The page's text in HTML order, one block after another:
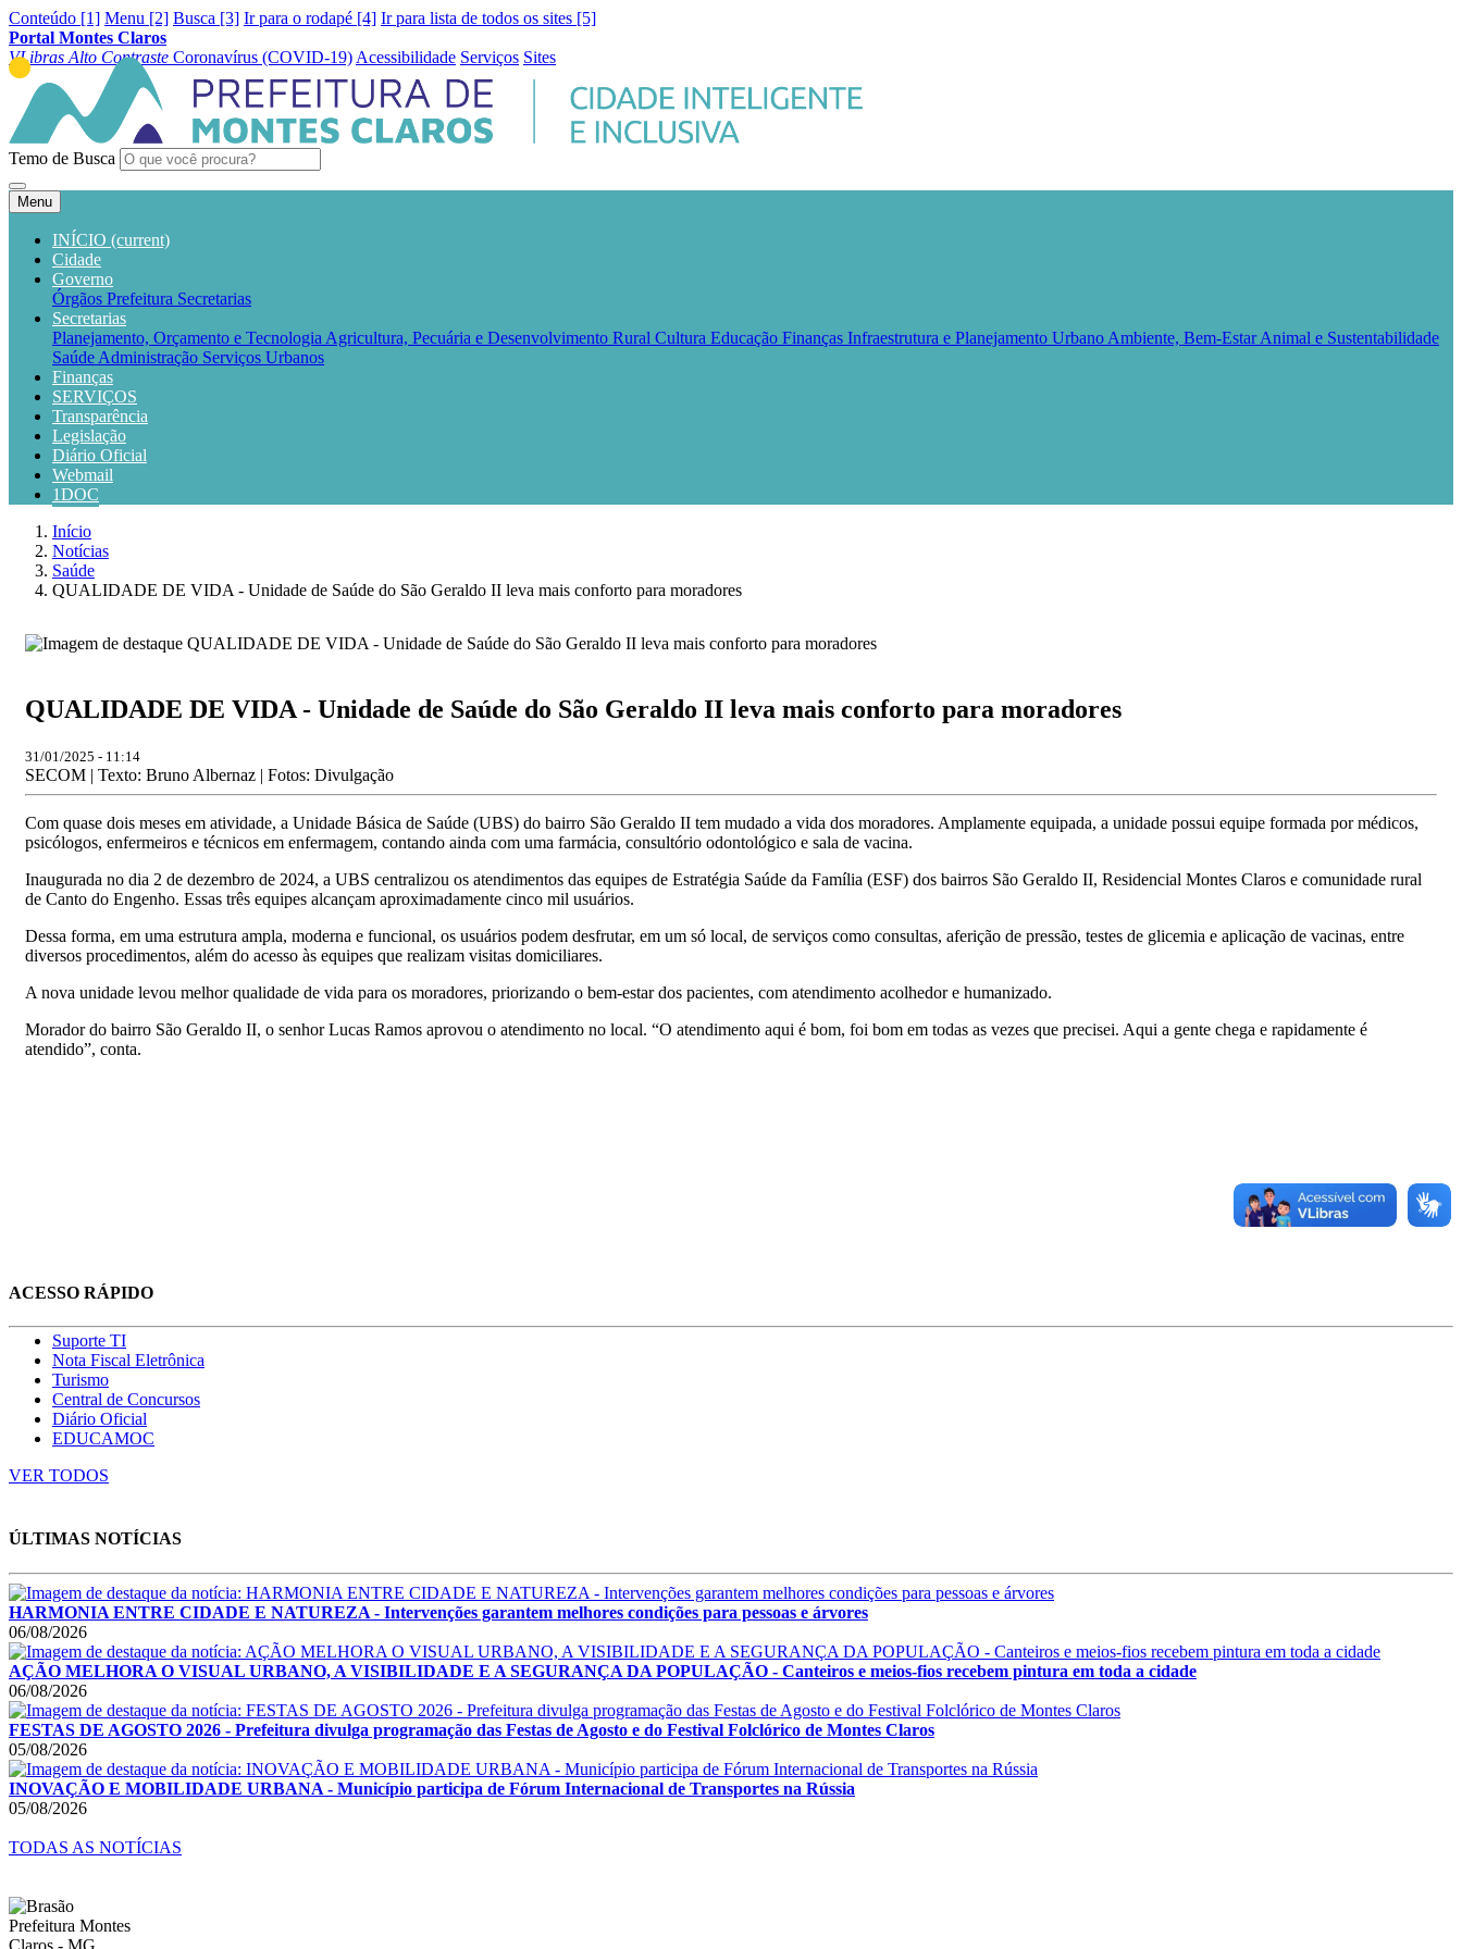
Conteúdo [1] Menu [2] Busca [3] Ir para o rodapé [4] Ir para lista de todos os sites [5]
Portal Montes Claros
VLibras Alto Contraste Coronavírus (COVID-19) Acessibilidade Serviços Sites
Temo de Busca
Menu
INÍCIO (current)
Cidade
Governo
Órgãos Prefeitura Secretarias
Secretarias
Planejamento, Orçamento e Tecnologia Agricultura, Pecuária e Desenvolvimento Rural Cultura Educação Finanças Infraestrutura e Planejamento Urbano Ambiente, Bem-Estar Animal e Sustentabilidade
Saúde Administração Serviços Urbanos
Finanças
SERVIÇOS
Transparência
Legislação
Diário Oficial
Webmail
1DOC
Início
Notícias
Saúde
QUALIDADE DE VIDA - Unidade de Saúde do São Geraldo II leva mais conforto para moradores
QUALIDADE DE VIDA - Unidade de Saúde do São Geraldo II leva mais conforto para moradores
31/01/2025 - 11:14
SECOM | Texto: Bruno Albernaz | Fotos: Divulgação
Com quase dois meses em atividade, a Unidade Básica de Saúde (UBS) do bairro São Geraldo II tem mudado a vida dos moradores. Amplamente equipada, a unidade possui equipe formada por médicos,
psicólogos, enfermeiros e técnicos em enfermagem, contando ainda com uma farmácia, consultório odontológico e sala de vacina.
Inaugurada no dia 2 de dezembro de 2024, a UBS centralizou os atendimentos das equipes de Estratégia Saúde da Família (ESF) dos bairros São Geraldo II, Residencial Montes Claros e comunidade rural
de Canto do Engenho. Essas três equipes alcançam aproximadamente cinco mil usuários.
Dessa forma, em uma estrutura ampla, moderna e funcional, os usuários podem desfrutar, em um só local, de serviços como consultas, aferição de pressão, testes de glicemia e aplicação de vacinas, entre
diversos procedimentos, além do acesso às equipes que realizam visitas domiciliares.
A nova unidade levou melhor qualidade de vida para os moradores, priorizando o bem-estar dos pacientes, com atendimento acolhedor e humanizado.
Morador do bairro São Geraldo II, o senhor Lucas Ramos aprovou o atendimento no local. “O atendimento aqui é bom, foi bom em todas as vezes que precisei. Aqui a gente chega e rapidamente é
atendido”, conta.
ACESSO RÁPIDO
Suporte TI
Nota Fiscal Eletrônica
Turismo
Central de Concursos
Diário Oficial
EDUCAMOC
VER TODOS
ÚLTIMAS NOTÍCIAS
HARMONIA ENTRE CIDADE E NATUREZA - Intervenções garantem melhores condições para pessoas e árvores
06/08/2026
AÇÃO MELHORA O VISUAL URBANO, A VISIBILIDADE E A SEGURANÇA DA POPULAÇÃO - Canteiros e meios-fios recebem pintura em toda a cidade
06/08/2026
FESTAS DE AGOSTO 2026 - Prefeitura divulga programação das Festas de Agosto e do Festival Folclórico de Montes Claros
05/08/2026
INOVAÇÃO E MOBILIDADE URBANA - Município participa de Fórum Internacional de Transportes na Rússia
05/08/2026
TODAS AS NOTÍCIAS